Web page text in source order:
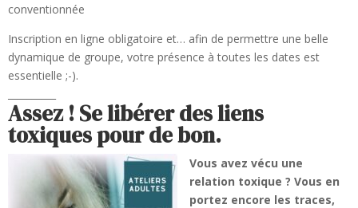
conventionnée
Inscription en ligne obligatoire et… afin de permettre une belle
dynamique de groupe, votre présence à toutes les dates est
essentielle ;-).
Assez ! Se libérer des liens
toxiques pour de bon.
Vous avez vécu une
relation toxique ? Vous en
portez encore les traces,